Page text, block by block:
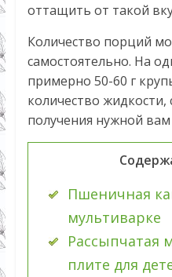
оттащить от такой
Количество порций
самостоятельно. На
примерно 50-60 г
количество жидкости,
получения нужной
Пшеничная
мультиварке
Рассыпчатая
плите для